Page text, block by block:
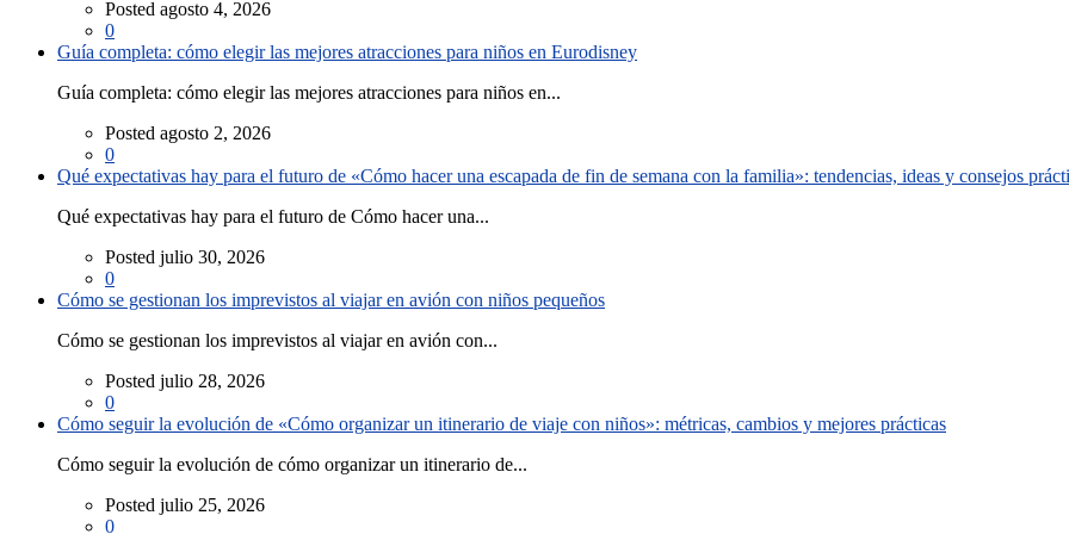
Posted agosto 4, 2026
0
Guía completa: cómo elegir las mejores atracciones para niños en Eurodisney
Guía completa: cómo elegir las mejores atracciones para niños en...
Posted agosto 2, 2026
0
Qué expectativas hay para el futuro de «Cómo hacer una escapada de fin de semana con la familia»: tendencias, ideas y consejos
Qué expectativas hay para el futuro de Cómo hacer una...
Posted julio 30, 2026
0
Cómo se gestionan los imprevistos al viajar en avión con niños pequeños
Cómo se gestionan los imprevistos al viajar en avión con...
Posted julio 28, 2026
0
Cómo seguir la evolución de «Cómo organizar un itinerario de viaje con niños»: métricas, cambios y mejores prácticas
Cómo seguir la evolución de cómo organizar un itinerario de...
Posted julio 25, 2026
0